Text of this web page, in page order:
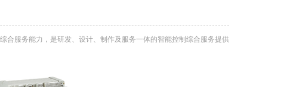
合服务能力，是研发、设计、制作及服务一体的智能控制综合服务提供